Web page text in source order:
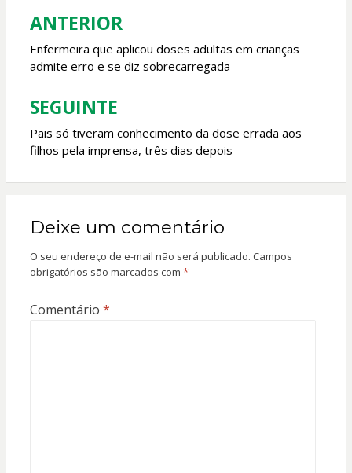
Navegação
de
Post
ANTERIOR
Enfermeira que aplicou doses adultas em crianças
admite erro e se diz sobrecarregada
SEGUINTE
Pais só tiveram conhecimento da dose errada aos
filhos pela imprensa, três dias depois
Deixe um comentário
O seu endereço de e-mail não será publicado. Campos
obrigatórios são marcados com *
Comentário *